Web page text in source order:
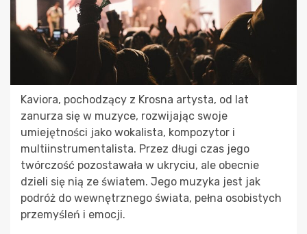
Kaviora, pochodzący z Krosna artysta, od lat
zanurza się w muzyce, rozwijając swoje
umiejętności jako wokalista, kompozytor i
multiinstrumentalista. Przez długi czas jego
twórczość pozostawała w ukryciu, ale obecnie
dzieli się nią ze światem. Jego muzyka jest jak
podróż do wewnętrznego świata, pełna osobistych
przemyśleń i emocji.